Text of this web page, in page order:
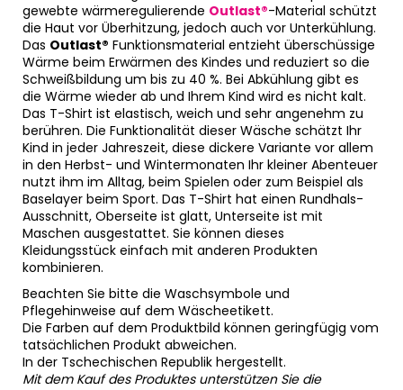
gewebte wärmeregulierende Outlast®-Material schützt
die Haut vor Überhitzung, jedoch auch vor Unterkühlung.
Das Outlast® Funktionsmaterial entzieht überschüssige
Wärme beim Erwärmen des Kindes und reduziert so die
Schweißbildung um bis zu 40 %. Bei Abkühlung gibt es
die Wärme wieder ab und Ihrem Kind wird es nicht kalt.
Das T-Shirt ist elastisch, weich und sehr angenehm zu
berühren. Die Funktionalität dieser Wäsche schätzt Ihr
Kind in jeder Jahreszeit, diese dickere Variante vor allem
in den Herbst- und Wintermonaten Ihr kleiner Abenteuer
nutzt ihm im Alltag, beim Spielen oder zum Beispiel als
Baselayer beim Sport. Das T-Shirt hat einen Rundhals-
Ausschnitt, Oberseite ist glatt, Unterseite ist mit
Maschen ausgestattet. Sie können dieses
Kleidungsstück einfach mit anderen Produkten
kombinieren.
Beachten Sie bitte die Waschsymbole und
Pflegehinweise auf dem Wäscheetikett.
Die Farben auf dem Produktbild können geringfügig vom
tatsächlichen Produkt abweichen.
In der Tschechischen Republik hergestellt.
Mit dem Kauf des Produktes unterstützen Sie die